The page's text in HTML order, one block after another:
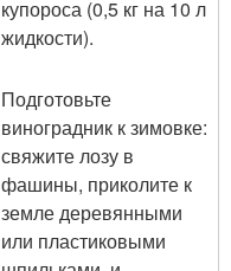
купороса (0,5 кг на 10 л
жидкости).
Подготовьте
виноградник к зимовке:
свяжите лозу в
фашины, приколите к
земле деревянными
или пластиковыми